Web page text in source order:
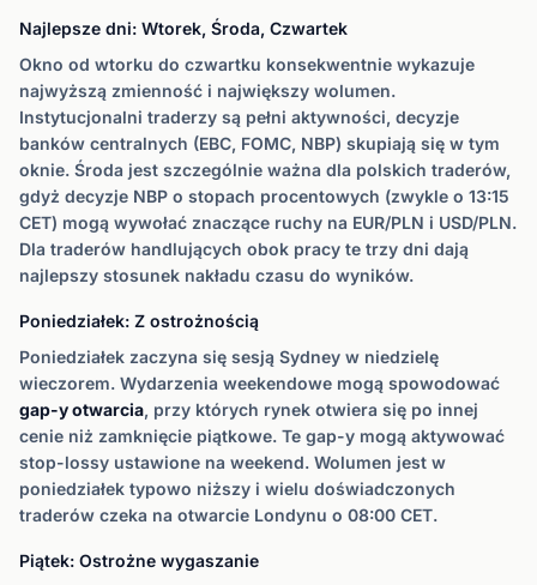
Najlepsze dni: Wtorek, Środa, Czwartek
Okno od wtorku do czwartku konsekwentnie wykazuje
najwyższą zmienność i największy wolumen.
Instytucjonalni traderzy są pełni aktywności, decyzje
banków centralnych (EBC, FOMC, NBP) skupiają się w tym
oknie. Środa jest szczególnie ważna dla polskich traderów,
gdyż decyzje NBP o stopach procentowych (zwykle o 13:15
CET) mogą wywołać znaczące ruchy na EUR/PLN i USD/PLN.
Dla traderów handlujących obok pracy te trzy dni dają
najlepszy stosunek nakładu czasu do wyników.
Poniedziałek: Z ostrożnością
Poniedziałek zaczyna się sesją Sydney w niedzielę
wieczorem. Wydarzenia weekendowe mogą spowodować
gap-y otwarcia, przy których rynek otwiera się po innej
cenie niż zamknięcie piątkowe. Te gap-y mogą aktywować
stop-lossy ustawione na weekend. Wolumen jest w
poniedziałek typowo niższy i wielu doświadczonych
traderów czeka na otwarcie Londynu o 08:00 CET.
Piątek: Ostrożne wygaszanie